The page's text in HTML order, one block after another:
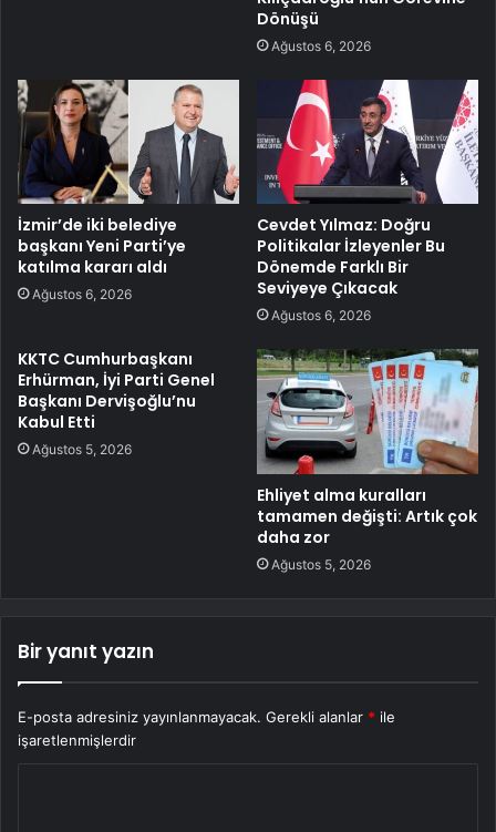
Dönüşü
Ağustos 6, 2026
İzmir’de iki belediye
başkanı Yeni Parti’ye
katılma kararı aldı
Ağustos 6, 2026
Cevdet Yılmaz: Doğru
Politikalar İzleyenler Bu
Dönemde Farklı Bir
Seviyeye Çıkacak
Ağustos 6, 2026
KKTC Cumhurbaşkanı
Erhürman, İyi Parti Genel
Başkanı Dervişoğlu’nu
Kabul Etti
Ağustos 5, 2026
Ehliyet alma kuralları
tamamen değişti: Artık çok
daha zor
Ağustos 5, 2026
Bir yanıt yazın
E-posta adresiniz yayınlanmayacak. Gerekli alanlar * ile
işaretlenmişlerdir